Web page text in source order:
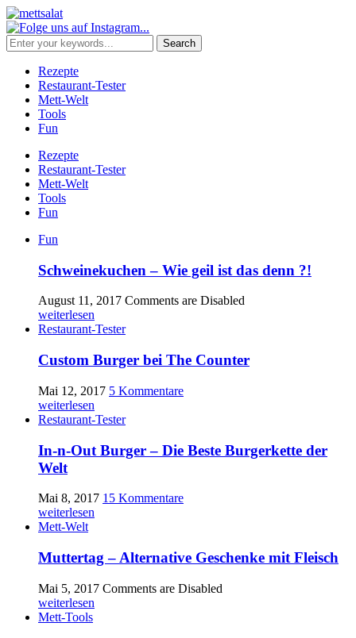
Rezepte
Restaurant-Tester
Mett-Welt
Tools
Fun
Rezepte
Restaurant-Tester
Mett-Welt
Tools
Fun
Fun
Schweinekuchen – Wie geil ist das denn ?!
August 11, 2017 Comments are Disabled
weiterlesen
Restaurant-Tester
Custom Burger bei The Counter
Mai 12, 2017 5 Kommentare
weiterlesen
Restaurant-Tester
In-n-Out Burger – Die Beste Burgerkette der
Welt
Mai 8, 2017 15 Kommentare
weiterlesen
Mett-Welt
Muttertag – Alternative Geschenke mit Fleisch
Mai 5, 2017 Comments are Disabled
weiterlesen
Mett-Tools